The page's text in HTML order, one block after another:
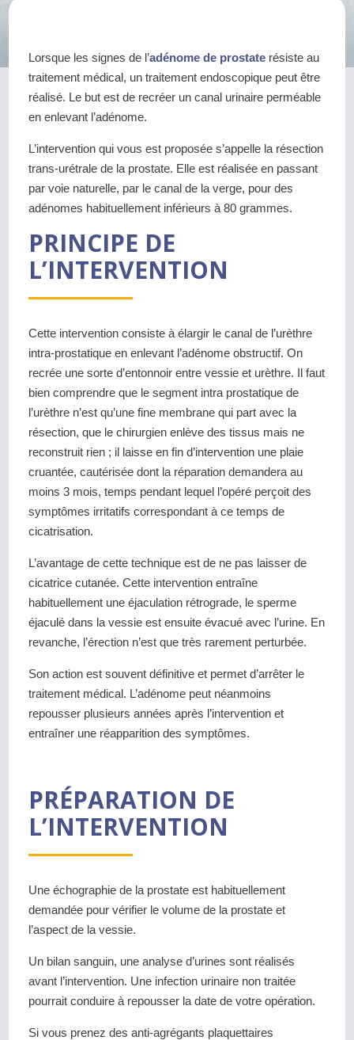
Lorsque les signes de l’adénome de prostate résiste au
traitement médical, un traitement endoscopique peut être
réalisé. Le but est de recréer un canal urinaire perméable
en enlevant l’adénome.
L’intervention qui vous est proposée s’appelle la résection
trans-urétrale de la prostate. Elle est réalisée en passant
par voie naturelle, par le canal de la verge, pour des
adénomes habituellement inférieurs à 80 grammes.
PRINCIPE DE
L’INTERVENTION
Cette intervention consiste à élargir le canal de l’urèthre
intra-prostatique en enlevant l’adénome obstructif. On
recrée une sorte d’entonnoir entre vessie et urèthre. Il faut
bien comprendre que le segment intra prostatique de
l’urèthre n’est qu’une fine membrane qui part avec la
résection, que le chirurgien enlève des tissus mais ne
reconstruit rien ; il laisse en fin d’intervention une plaie
cruantée, cautérisée dont la réparation demandera au
moins 3 mois, temps pendant lequel l’opéré perçoit des
symptômes irritatifs correspondant à ce temps de
cicatrisation.
L’avantage de cette technique est de ne pas laisser de
cicatrice cutanée. Cette intervention entraîne
habituellement une éjaculation rétrograde, le sperme
éjaculé dans la vessie est ensuite évacué avec l’urine. En
revanche, l’érection n’est que très rarement perturbée.
Son action est souvent définitive et permet d’arrêter le
traitement médical. L’adénome peut néanmoins
repousser plusieurs années après l’intervention et
entraîner une réapparition des symptômes.
PRÉPARATION DE
L’INTERVENTION
Une échographie de la prostate est habituellement
demandée pour vérifier le volume de la prostate et
l’aspect de la vessie.
Un bilan sanguin, une analyse d’urines sont réalisés
avant l’intervention. Une infection urinaire non traitée
pourrait conduire à repousser la date de votre opération.
Si vous prenez des anti-agrégants plaquettaires